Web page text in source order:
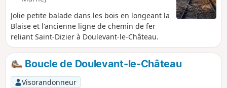
Jolie petite balade dans les bois en longeant la
Blaise et l'ancienne ligne de chemin de fer
reliant Saint-Dizier à Doulevant-le-Château.
Boucle de Doulevant-le-Château
Visorandonneur